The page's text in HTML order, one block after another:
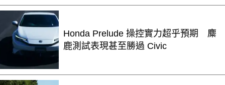
Honda Prelude 操控實力超乎預期 麋
鹿測試表現甚至勝過 Civic